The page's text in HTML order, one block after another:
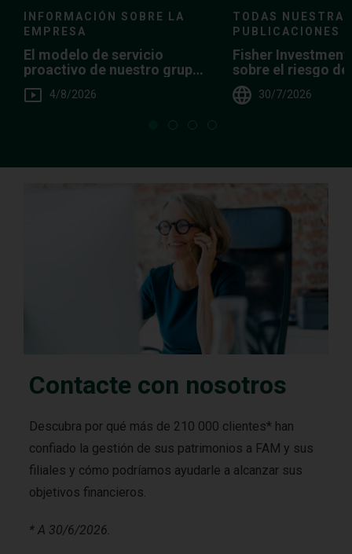
INFORMACIÓN SOBRE LA
EMPRESA
El modelo de servicio
proactivo de nuestro grupo
de clientes particulares
4/8/2026
TODAS NUESTRAS
PUBLICACIONES
Fisher
sobre el riesgo
demasiado
30/7/2026
Contacte con nosotros
Descubra por qué más de 210 000 clientes* han
confiado la gestión de sus patrimonios a FAM y sus
filiales y cómo podríamos ayudarle a alcanzar sus
objetivos financieros.
* A 30/6/2026.